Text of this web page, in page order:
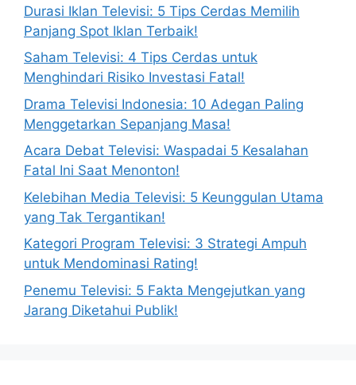
Durasi Iklan Televisi: 5 Tips Cerdas Memilih
Panjang Spot Iklan Terbaik!
Saham Televisi: 4 Tips Cerdas untuk
Menghindari Risiko Investasi Fatal!
Drama Televisi Indonesia: 10 Adegan Paling
Menggetarkan Sepanjang Masa!
Acara Debat Televisi: Waspadai 5 Kesalahan
Fatal Ini Saat Menonton!
Kelebihan Media Televisi: 5 Keunggulan Utama
yang Tak Tergantikan!
Kategori Program Televisi: 3 Strategi Ampuh
untuk Mendominasi Rating!
Penemu Televisi: 5 Fakta Mengejutkan yang
Jarang Diketahui Publik!